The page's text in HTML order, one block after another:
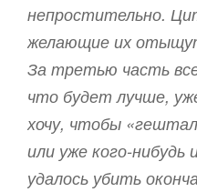
непростительно.
желающие их
За третью часть
что будет лучше,
хочу, чтобы
или уже кого-нибудь
удалось убить